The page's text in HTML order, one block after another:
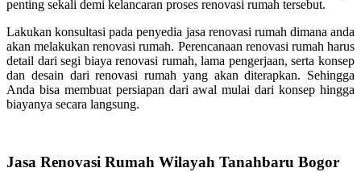
penting sekali demi kelancaran proses renovasi rumah tersebut.
Lakukan konsultasi pada penyedia jasa renovasi rumah dimana anda
akan melakukan renovasi rumah. Perencanaan renovasi rumah harus
detail dari segi biaya renovasi rumah, lama pengerjaan, serta konsep
dan desain dari renovasi rumah yang akan diterapkan. Sehingga
Anda bisa membuat persiapan dari awal mulai dari konsep hingga
biayanya secara langsung.
Jasa Renovasi Rumah Wilayah Tanahbaru Bogor